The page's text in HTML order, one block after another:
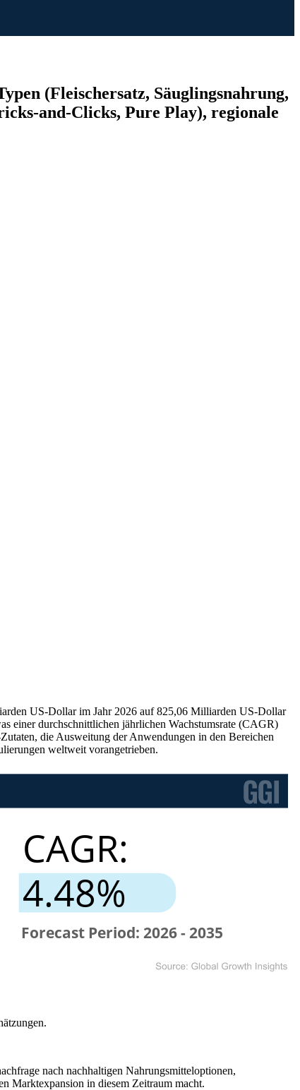
(Fleischersatz, Säuglingsnahrung,
and-Clicks, Pure Play), regionale
US-Dollar im Jahr 2026 auf 825,06 Milliarden US-Dollar
einer durchschnittlichen jährlichen Wachstumsrate (CAGR)
die Ausweitung der Anwendungen in den Bereichen
weltweit vorangetrieben.
nach nachhaltigen Nahrungsmitteloptionen,
Marktexpansion in diesem Zeitraum macht.